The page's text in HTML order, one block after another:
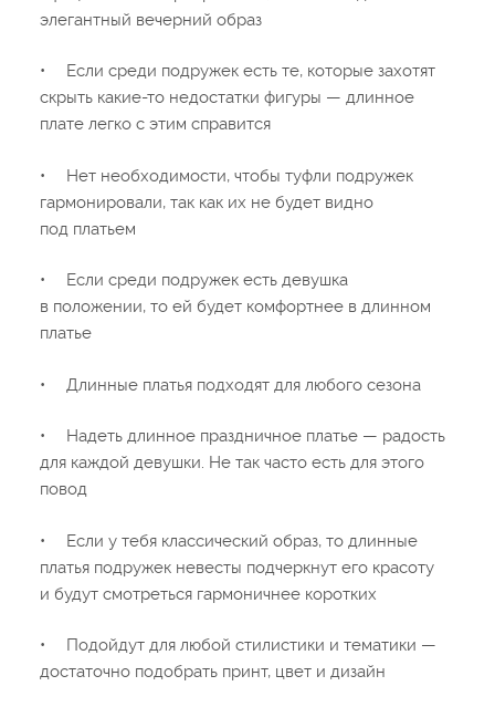
элегантный вечерний образ
•
Если среди подружек есть те, которые захотят
скрыть какие-то недостатки фигуры — длинное
плате легко с этим справится
•
Нет необходимости, чтобы туфли подружек
гармонировали, так как их не будет видно
под платьем
•
Если среди подружек есть девушка
в положении, то ей будет комфортнее в длинном
платье
• Длинные платья подходят для любого сезона
•
Надеть длинное праздничное платье — радость
для каждой девушки. Не так часто есть для этого
повод
•
Если у тебя классический образ, то длинные
платья подружек невесты подчеркнут его красоту
и будут смотреться гармоничнее коротких
•
Подойдут для любой стилистики и тематики —
достаточно подобрать принт, цвет и дизайн